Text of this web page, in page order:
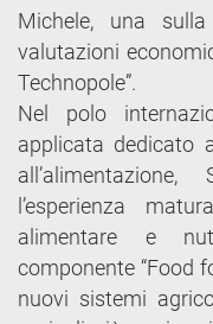
Michele, una
valutazioni
Technopole”.
Nel polo
applicata dedicato
l’esperienza
alimentare e
componente “Food
nuovi sistemi